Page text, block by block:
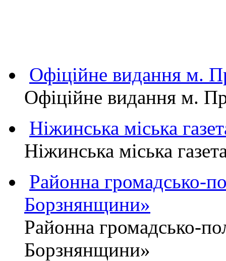
Офіційне видання
Офіційне видання м.
Ніжинська міська
Ніжинська міська
Районна громадсько-
Борзнянщини»
Районна громадсько-
Борзнянщини»